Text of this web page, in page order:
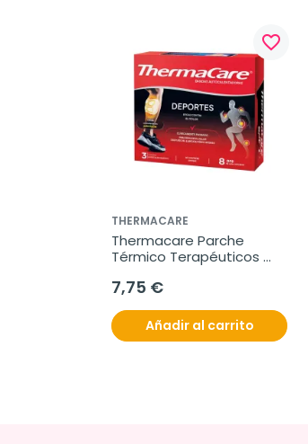
favorite_border
THERMACARE
Thermacare Parche
Térmico Terapéuticos
7,75 €
Añadir al carrito